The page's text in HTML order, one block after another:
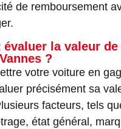
de remboursement
évaluer la valeur
?
votre voiture en
précisément sa
facteurs, tels
état général,